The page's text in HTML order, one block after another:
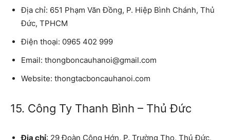
Địa chỉ: 651 Phạm Văn Đồng, P. Hiệp Bình Chánh, Thủ
Đức, TPHCM
Điện thoại: 0965 402 999
Email: thongboncauhanoi@gmail.com
Website: thongtacboncauhanoi.com
15. Công Ty Thanh Bình – Thủ Đức
Địa chỉ: 29 Đoàn Công Hớn, P. Trường Thọ, Thủ Đức,